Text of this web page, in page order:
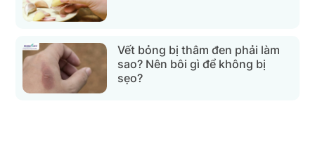
Vết bỏng bị thâm đen phải làm
sao? Nên bôi gì để không bị
sẹo?